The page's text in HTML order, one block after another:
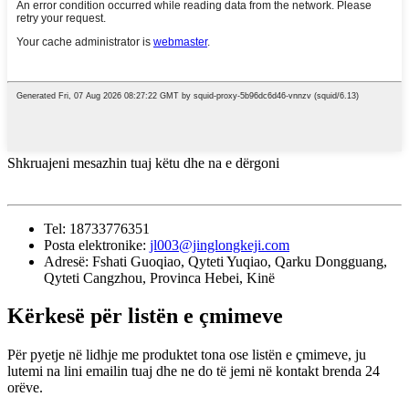
Shkruajeni mesazhin tuaj këtu dhe na e dërgoni
Tel: 18733776351
Posta elektronike: jl003@jinglongkeji.com
Adresë: Fshati Guoqiao, Qyteti Yuqiao, Qarku Dongguang,
Qyteti Cangzhou, Provinca Hebei, Kinë
Kërkesë për listën e çmimeve
Për pyetje në lidhje me produktet tona ose listën e çmimeve, ju
lutemi na lini emailin tuaj dhe ne do të jemi në kontakt brenda 24
orëve.